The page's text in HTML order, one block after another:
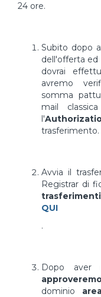
24 ore.
Subito dopo
dell'offerta ed
dovrai
avremo
somma
mail
l'
trasferimento.
Avvia il
Registrar di
QUI
.
Dopo aver
dominio